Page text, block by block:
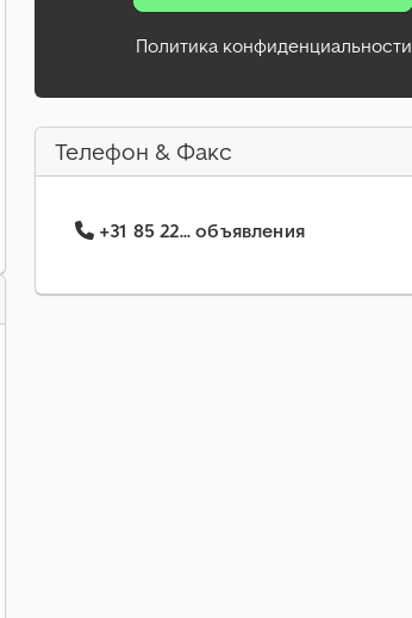
Политика конфиденциальности
Телефон & Факс
+31 85 22... объявления